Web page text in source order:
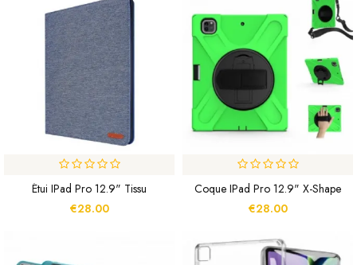
Étui IPad Pro 12.9" Tissu
€28.00
Coque IPad Pro 12.9" X-Shape
€28.00